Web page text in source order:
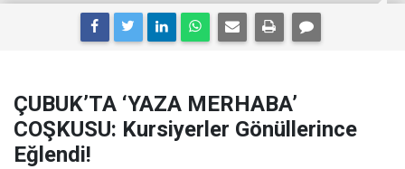
ÇUBUK’TA ‘YAZA MERHABA’
COŞKUSU: Kursiyerler Gönüllerince
Eğlendi!